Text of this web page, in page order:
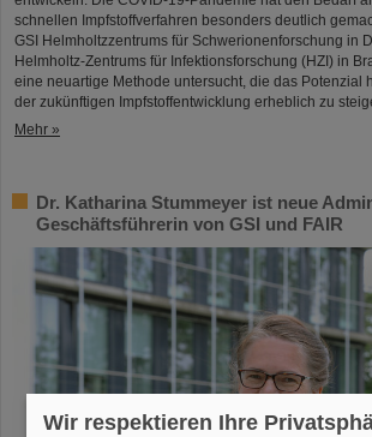
schnellen Impfstoffverfahren besonders deutlich
GSI Helmholtzzentrums für Schwerionenforschung in
Helmholtz-Zentrums für Infektionsforschung (HZI) in
eine neuartige Methode untersucht, die das Potenzial
der zukünftigen Impfstoffentwicklung erheblich zu
Mehr »
Dr. Katharina Stummeyer ist neue
Geschäftsführerin von GSI und FAIR
Wir respektieren Ihre